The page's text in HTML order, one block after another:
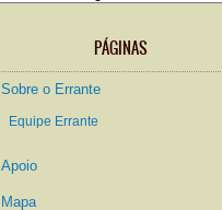
PÁGINAS
Sobre o Errante
Equipe Errante
Apoio
Mapa